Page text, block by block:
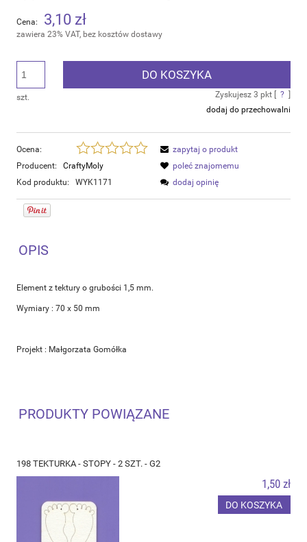
Cena: 3,10 zł
zawiera 23% VAT, bez kosztów dostawy
szt.
DO KOSZYKA
Zyskujesz 3 pkt [ ?
dodaj do przechowalni
Ocena:
Producent:
CraftyMoly
Kod produktu:
WYK1171
zapytaj o produkt
poleć znajomemu
dodaj opinię
OPIS
Element z tektury o grubości 1,5 mm.
Wymiary : 70 x 50 mm
Projekt : Małgorzata Gomółka
PRODUKTY POWIĄZANE
198 TEKTURKA - STOPY - 2 SZT. - G2
1,50 zł
DO KOSZYKA